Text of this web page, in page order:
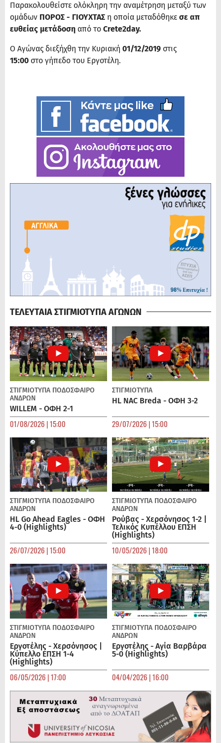
Παρακολουθείστε ολόκληρη την αναμέτρηση μεταξύ των
ομάδων ΠΟΡΟΣ - ΓΙΟΥΧΤΑΣ η οποία μεταδόθηκε σε απ
ευθείας μετάδοση από το Crete2day.
Ο Αγώνας διεξήχθη την Κυριακή 01/12/2019 στις
15:00 στο γήπεδο του Εργοτέλη.
ΤΕΛΕΥΤΑΙΑ ΣΤΙΓΜΙΟΤΥΠΑ ΑΓΩΝΩΝ
ΣΤΙΓΜΙΟΤΥΠΑ ΠΟΔΌΣΦΑΙΡΟ
ΑΝΔΡΏΝ
WILLEM - ΟΦΗ 2-1
01/08/2026 | 15:00
ΣΤΙΓΜΙΟΤΥΠΑ
HL NAC Breda - ΟΦΗ 3-2
29/07/2026 | 15:00
ΣΤΙΓΜΙΟΤΥΠΑ ΠΟΔΌΣΦΑΙΡΟ
ΑΝΔΡΏΝ
HL Go Ahead Eagles - ΟΦΗ
4-0 (Highlights)
26/07/2026 | 15:00
ΣΤΙΓΜΙΟΤΥΠΑ ΠΟΔΌΣΦΑΙΡΟ
ΑΝΔΡΏΝ
Ρούβας - Χερσόνησος 1-2 |
Τελικός Κυπέλλου ΕΠΣΗ
(Highlights)
10/05/2026 | 18:00
ΣΤΙΓΜΙΟΤΥΠΑ ΠΟΔΌΣΦΑΙΡΟ
ΑΝΔΡΏΝ
Εργοτέλης - Χερσόνησος |
Κύπελλο ΕΠΣΗ 1-4
(Highlights)
06/05/2026 | 17:00
ΣΤΙΓΜΙΟΤΥΠΑ ΠΟΔΌΣΦΑΙΡΟ
ΑΝΔΡΏΝ
Εργοτέλης - Αγία Βαρβάρα
5-0 (Highlights)
04/04/2026 | 16:00